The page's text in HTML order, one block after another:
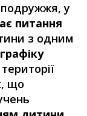
у
питання
з одним
що